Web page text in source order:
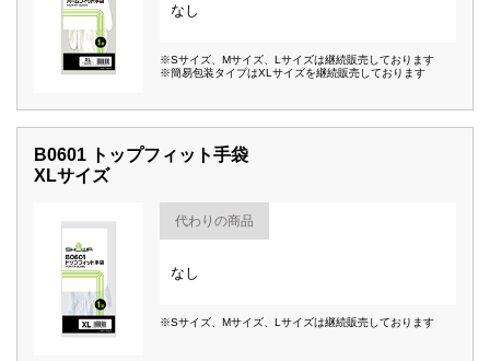
なし
※Sサイズ、Mサイズ、Lサイズは継続販売しております
※簡易包装タイプはXLサイズを継続販売しております
B0601 トップフィット手袋
XLサイズ
代わりの商品
なし
※Sサイズ、Mサイズ、Lサイズは継続販売しております